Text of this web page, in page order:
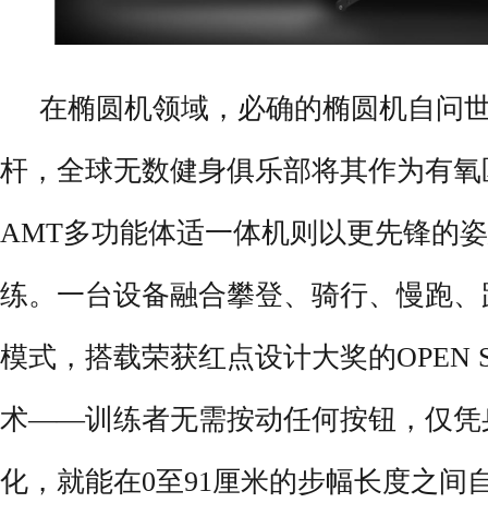
在椭圆机领域，必确的椭圆机自问
杆，全球无数健身俱乐部将其作为有
AMT多功能体适一体机则以更先锋的
练。一台设备融合攀登、骑行、慢跑
模式，搭载荣获红点设计大奖的OPEN
术——训练者无需按动任何按钮，仅凭
化，就能在0至91厘米的步幅长度之间